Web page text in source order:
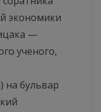
экономики
—
ученого,
на бульвар